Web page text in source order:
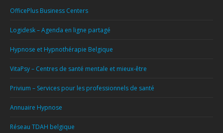
OfficePlus Business Centers
Logidesk – Agenda en ligne partagé
Hypnose et Hypnothérapie Belgique
VitaPsy – Centres de santé mentale et mieux-être
Privium – Services pour les professionnels de santé
Annuaire Hypnose
Réseau TDAH belgique